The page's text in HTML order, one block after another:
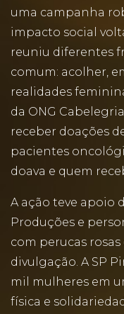
uma campanha
impacto social
reuniu diferentes
comum: acolher,
realidades
da ONG
receber doações
pacientes
doava e quem
A ação teve apoio
Produções e
com perucas
divulgação. A SP
mil mulheres em
física e